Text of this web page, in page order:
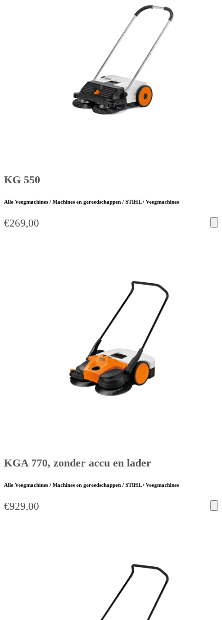
KG 550
Alle Veegmachines / Machines en gereedschappen / STIHL / Veegmachines
€269,00
KGA 770, zonder accu en lader
Alle Veegmachines / Machines en gereedschappen / STIHL / Veegmachines
€929,00